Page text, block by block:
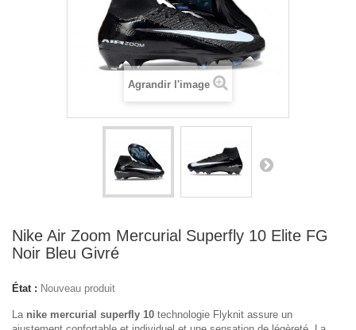
Agrandir l'image
Nike Air Zoom Mercurial Superfly 10 Elite FG
Noir Bleu Givré
État : Nouveau produit
La nike mercurial superfly 10 technologie Flyknit assure un